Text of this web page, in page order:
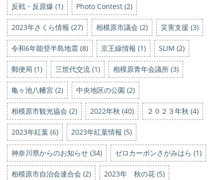
反戦・反原爆 (1) Photo Contest (2)
2023年さくら情報 (27) 相模原市議会 (2) 災害支援 (3)
令和6年能登半島地震 (8) 京王線情報 (1) SLIM (2)
郵便局 (1) 三世代交流 (1) 相模原青年会議所 (3)
亀ヶ池八幡宮 (2) 中央地区の公園 (2)
相模原市観光協会 (2) 2022年秋 (40) ２０２３年秋 (4)
2023年紅葉 (6) 2023年紅葉情報 (5)
神奈川県からのお知らせ (34) ゼロカーボンさがみはら (1)
相模原市自治会連合会 (2) 2023年 秋の花 (5)